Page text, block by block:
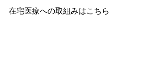
在宅医療への取組みはこちら